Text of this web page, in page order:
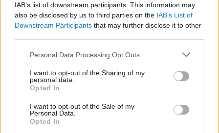
IAB’s list of downstream participants. This information may
also be disclosed by us to third parties on the IAB’s List of
Downstream Participants that may further disclose it to other
Please note that this website/app uses one or more Google
not limited to your visit or usage behaviour. You may click to
grant or deny consent to Google and its third-party tags to
use your data for below specified purposes in below Google
consent section.
Personal Data Processing Opt Outs
I want to opt-out of the Sharing of my
personal data.
Opted In
I want to opt-out of the Sale of my
Personal Data.
Opted In
A magyarokra is érvényes
a Coca-Cola trendi
fajelmélete? - Frissítve!